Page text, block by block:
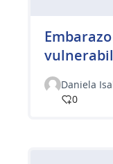
Daniela
0